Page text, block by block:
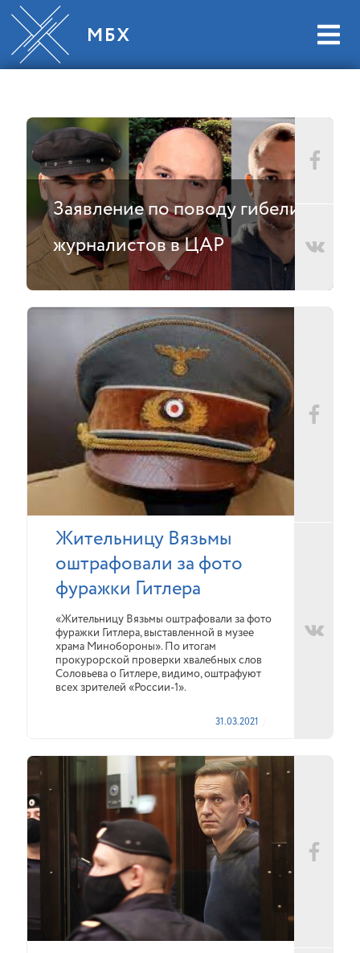
Заявление по поводу гибели
журналистов в ЦАР
Жительницу Вязьмы
оштрафовали за фото
фуражки Гитлера
«Жительницу Вязьмы оштрафовали за фото
фуражки Гитлера, выставленной в музее
храма Минобороны». По итогам
прокурорской проверки хвалебных слов
Соловьева о Гитлере, видимо, оштрафуют
всех зрителей «России-1».
31.03.2021